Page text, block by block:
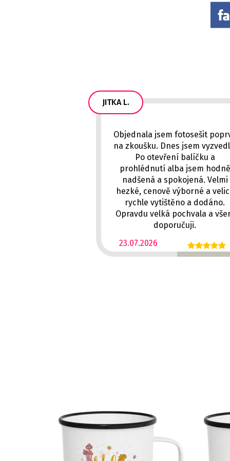
JITKA L.
23.07.2026
Objednala jsem fotosešit
na zkoušku. Dnes jsem
Po otevření balíčku a
prohlédnutí alba jsem hodně
nadšená a spokojená. Velmi
hezké, cenově výborné a
rychle vytištěno a dodáno.
Opravdu velká pochvala a
doporučuji.